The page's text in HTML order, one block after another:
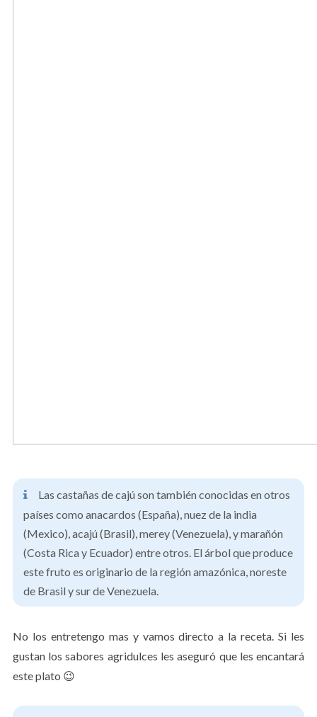
Las castañas de cajú son también conocidas en otros
países como anacardos (España), nuez de la india
(Mexico), acajú (Brasil), merey (Venezuela), y marañón
(Costa Rica y Ecuador) entre otros. El árbol que produce
este fruto es originario de la región amazónica, noreste
de Brasil y sur de Venezuela.
No los entretengo mas y vamos directo a la receta. Si les
gustan los sabores agridulces les aseguró que les encantará
este plato 😉